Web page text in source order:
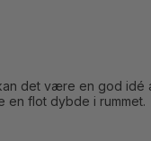
det være en god
en flot dybde i rummet.